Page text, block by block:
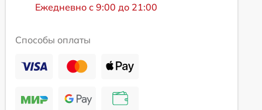
Ежедневно с 9:00 до 21:00
Способы оплаты